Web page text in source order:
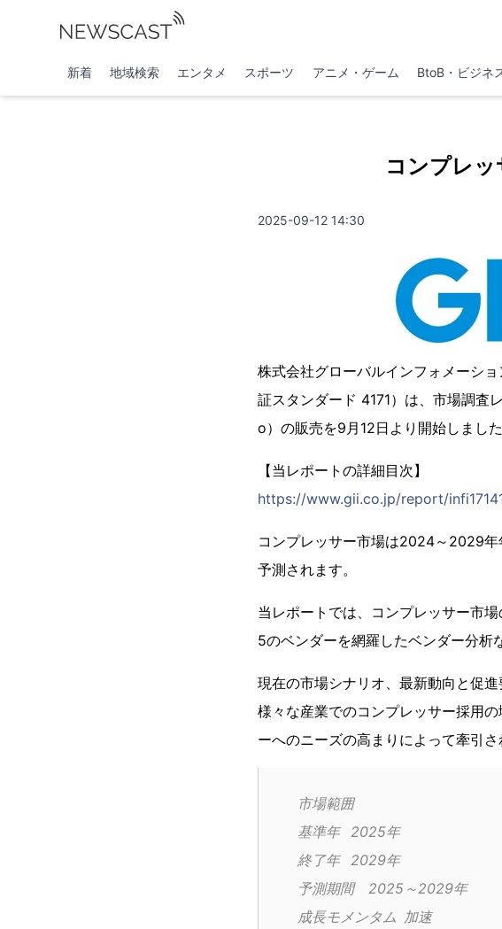
新着 地域検索 エンタメ スポーツ アニメ・ゲーム BtoB・ビジネ
コンプレ
2025-09-12 14:30
株式会社グローバルインフォメーシ
証スタンダード 4171）は、市場調
o）の販売を9月12日より開始しました
【当レポートの詳細目次】
https://www.gii.co.jp/report/
コンプレッサー市場は2024～2029
予測されます。
当レポートでは、コンプレッサー市
5のベンダーを網羅したベンダー分析
現在の市場シナリオ、最新動向と促
様々な産業でのコンプレッサー採用
ーへのニーズの高まりによって牽引さ
市場範囲
基準年	2025年
終了年	2029年
予測期間	2025～2029年
成長モメンタム	加速